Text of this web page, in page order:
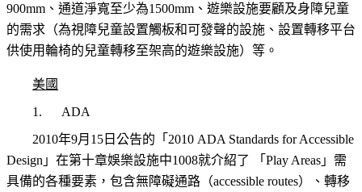
900mm、通道淨寬至少為1500mm、遊樂設施要顧及身障兒童
的需求（為視障兒童設置觸板和可發聲的設施、設置轉移平台
供使用輪椅的兒童轉移至架高的遊樂設施）等。
美國
1.
ADA
2010年9月15日公告的「 2010 ADA Standards for Accessible
Design 」在第十章娛樂設施中1008就介紹了 「Play Areas」需
具備的各種要素，包含無障礙通路（accessible routes）、轉移